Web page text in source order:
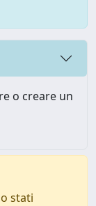
o creare un
stati